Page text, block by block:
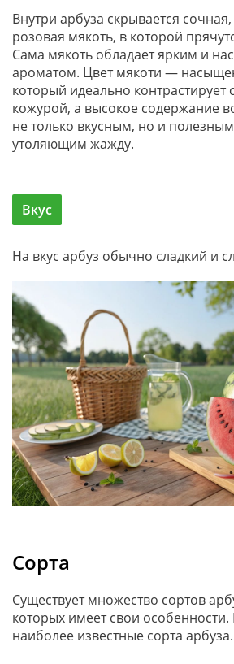
Внутри арбуза скрывается
розовая мякоть, в которой
Сама мякоть обладает ярким и
ароматом. Цвет мякоти —
который идеально контрастирует
кожурой, а высокое содержание
не только вкусным, но и
утоляющим жажду.
Вкус
На вкус арбуз обычно сладкий и
Сорта
Существует множество сортов
которых имеет свои
наиболее известные сорта арбуза.